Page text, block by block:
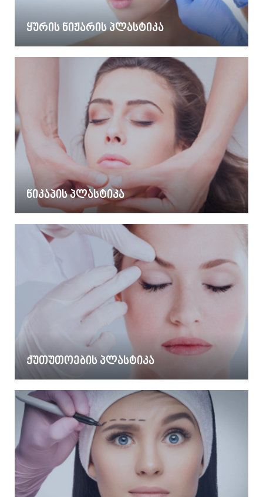
ყურის ნიჟარის პლასტიკა
ნიკაპის პლასტიკა
ქუთუთოების პლასტიკა